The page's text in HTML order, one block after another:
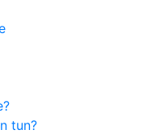
tun?